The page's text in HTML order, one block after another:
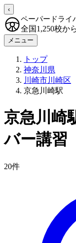
‹
ペーパードライ
全国1,250校か
メニュー
トップ
神奈川県
川崎市川崎区
京急川崎駅
京急川崎
バー講習
20件